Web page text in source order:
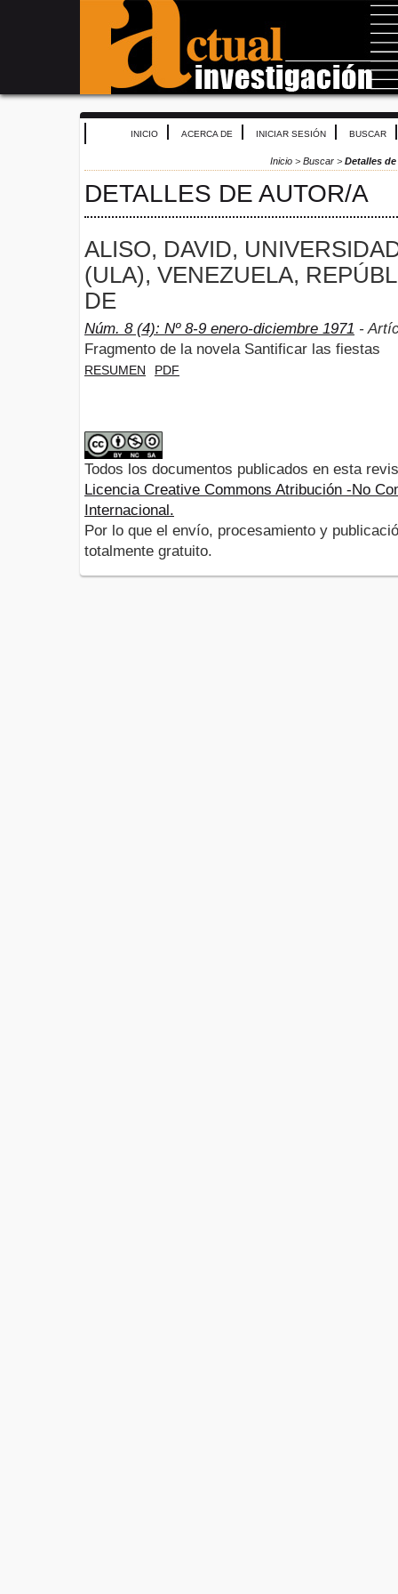
INICIO ACERCA DE INICIAR SESIÓN BUSCAR
Inicio > Buscar > Detalles
DETALLES DE AUTOR/A
ALISO, DAVID,
(ULA), VENEZUELA,
DE
Núm. 8 (4): Nº 8-9 enero-diciembre 1971 -
Fragmento de la novela Santificar las fiestas
RESUMEN PDF
Todos los documentos publicados en esta
Licencia Creative Commons Atribución -No
Internacional.
Por lo que el envío, procesamiento y
totalmente gratuito.